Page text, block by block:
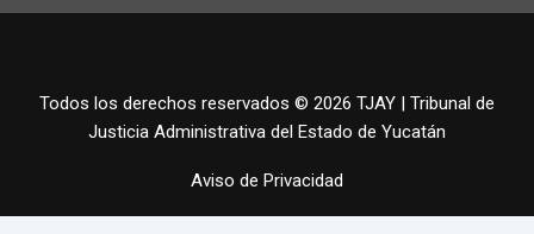
Todos los derechos reservados © 2026 TJAY | Tribunal de
Justicia Administrativa del Estado de Yucatán
Aviso de Privacidad